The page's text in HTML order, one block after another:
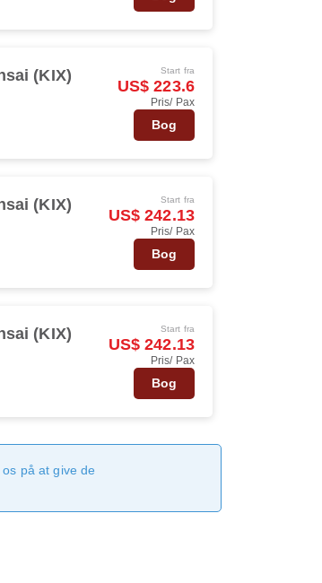
(KIX) Start fra
US$ 223.6
Pris/ Pax
Bog
(KIX) Start fra
US$ 242.13
Pris/ Pax
Bog
(KIX) Start fra
US$ 242.13
Pris/ Pax
Bog
på at give de